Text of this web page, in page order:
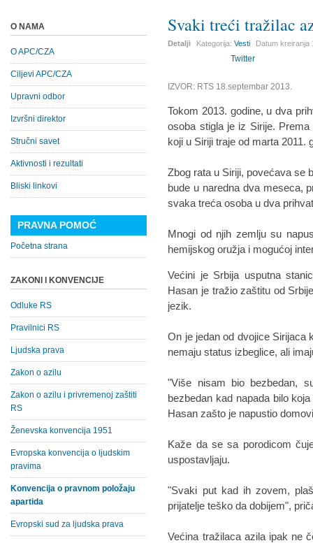
Svaki treći tražilac
Detalji Kategorija:Vesti Datum kreiranja
Twitter
IZVOR: RTS 18.septembar 2013.
Tokom 2013. godine, u dva
osoba stigla je iz Sirije.
koji u Siriji traje od marta 2011.
Zbog rata u Siriji, povećava se
bude u naredna dva meseca,
svaka treća osoba u dva
Mnogi od njih zemlju su
hemijskog oružja i mogućoj
Većini je Srbija usputna
Hasan je tražio zaštitu od
jezik.
On je jedan od dvojice Sirijaca
nemaju status izbeglice, ali
"Više nisam bio bezbedan,
bezbedan kad napada bilo
Hasan zašto je napustio
Kaže da se sa porodicom
uspostavljaju.
"Svaki put kad ih zovem,
prijatelje teško da dobijem",
Većina tražilaca azila ipak ne
O NAMA
O APC/CZA
Ciljevi APC/CZA
Upravni odbor
Izvršni direktor
Stručni savet
Aktivnosti i rezultati
Bliski linkovi
PRAVNA POMOĆ
Početna strana
ZAKONI I KONVENCIJE
Odluke RS
Pravilnici RS
Ljudska prava
Zakon o azilu
Zakon o azilu i privremenoj zaštiti
RS
Ženevska konvencija 1951
Evropska konvencija o ljudskim
pravima
Konvencija o pravnom položaju
apartida
Evropski sud za ljudska prava